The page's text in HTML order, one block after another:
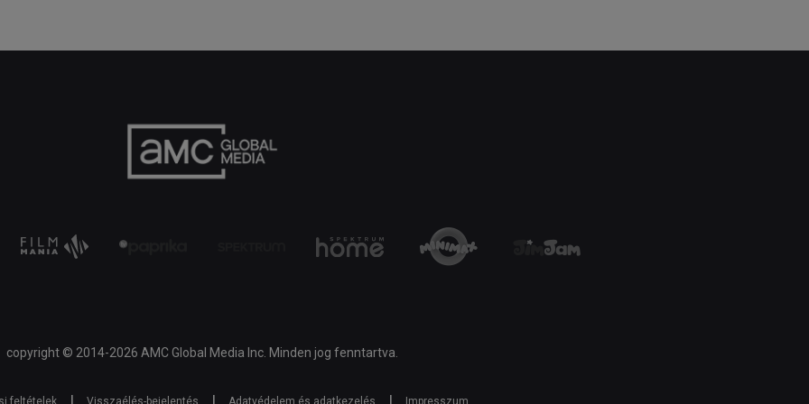
copyright © 2014-2026 AMC Global Media Inc. Minden jog fenntartva.
feltételek Visszaélés-bejelentés Adatvédelem és adatkezelés Impresszum